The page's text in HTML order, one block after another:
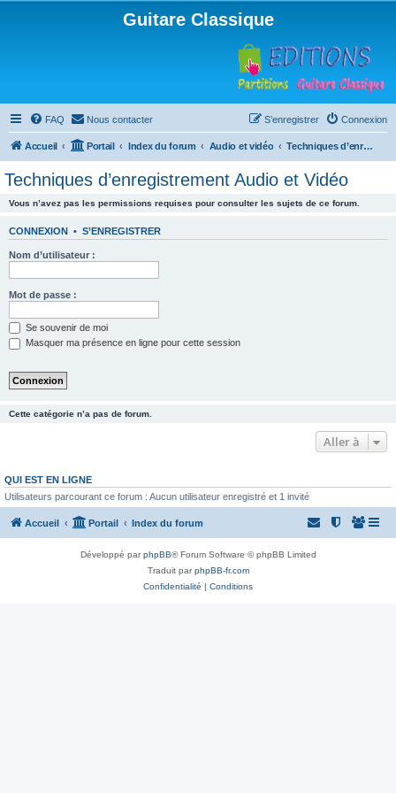
Guitare Classique
FAQ Nous contacter Connexion
S’enregistrer
Accueil Portail Index du forum Audio et vidéo Techniques d’enregistrement Audio et Vidéo
Techniques d’enregistrement Audio et Vidéo
Vous n’avez pas les permissions requises pour consulter les sujets de ce forum.
CONNEXION • S’ENREGISTRER
Nom d’utilisateur :
Mot de passe :
Se souvenir de moi
Masquer ma présence en ligne pour cette session
Cette catégorie n’a pas de forum.
Aller à
QUI EST EN LIGNE
Utilisateurs parcourant ce forum : Aucun utilisateur enregistré et 1 invité
Accueil Portail Index du forum
Développé parphpBB® Forum Software © phpBB Limited
Traduit parphpBB-fr.com
Confidentialité | Conditions